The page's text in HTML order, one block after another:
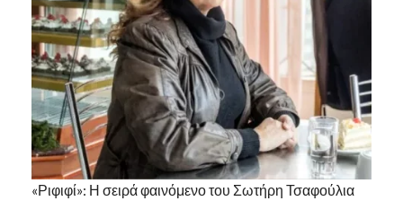
«Ριφιφί»: Η σειρά φαινόμενο του Σωτήρη Τσαφούλια